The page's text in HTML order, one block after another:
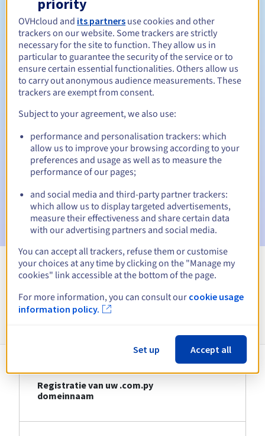
Verlengingsperiode
Inlosperiode
Automatische meldingen:
60, 30, 15, 7 en 3 dagen vóór de
vervaldatum
E-mail op de vervaldatum om de schorsing van de
domeinnaam te melden
E-mail na de Redemption Grace Periodom de
verwijdering van de domeinnaam te melden
Bekijk alle extensies
Informatie over .com.py
Registratie van uw .com.py
domeinnaam
priority
OVHcloud and its partners use cookies and other
trackers on our website. Some trackers are strictly
necessary for the site to function. They allow us in
particular to guarantee the security of the service or to
ensure certain essential functionalities. Others allow us
to carry out anonymous audience measurements. These
trackers are exempt from consent.
Subject to your agreement, we also use:
performance and personalisation trackers: which
allow us to improve your browsing according to your
preferences and usage as well as to measure the
performance of our pages;
and social media and third-party partner trackers:
which allow us to display targeted advertisements,
measure their effectiveness and share certain data
with our advertising partners and social media.
You can accept all trackers, refuse them or customise
your choices at any time by clicking on the "Manage my
cookies" link accessible at the bottom of the page.
For more information, you can consult our cookie usage
information policy.
Set up Accept all